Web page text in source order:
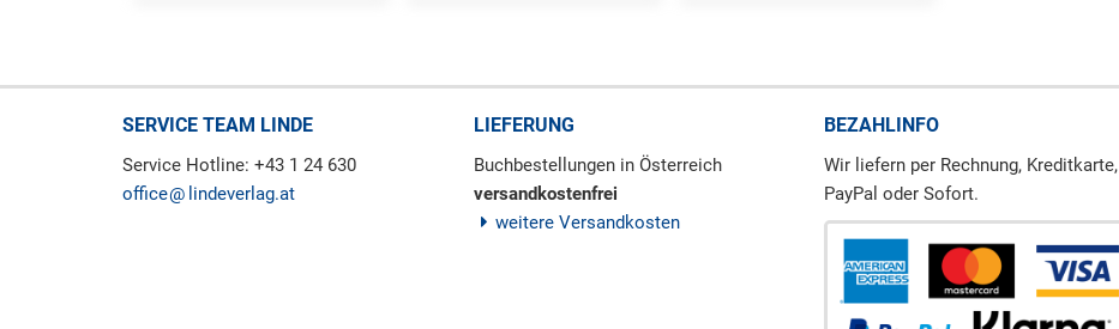
SERVICE TEAM LINDE
Service Hotline: +43 1 24 630
office
lindeverlag.at
LIEFERUNG
Buchbestellungen in Österreich
versandkostenfrei
weitere Versandkosten
BEZAHLINFO
Wir liefern per Rechnung, Kreditkarte,
PayPal oder Sofort.